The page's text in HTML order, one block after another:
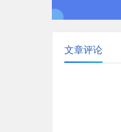
文章评论